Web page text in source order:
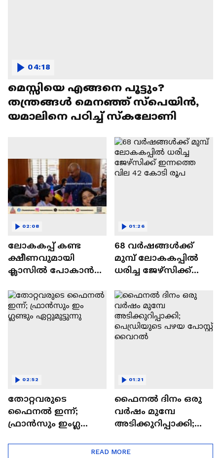
മെസ്സിയെ എങ്ങനെ പൂട്ടും?
തന്ത്രങ്ങൾ മെനഞ്ഞ് സ്പെയിൻ,
യമാലിനെ പഠിച്ച് സ്കലോണി
04:18
ലോകകപ്പ് കണ്ട
ക്ഷീണവുമായി
ക്ലാസിൽ പോകാൻ
മുഖ്യമന്ത്രിക്ക്
ഇമെയിൽ അയച്ച്
വിദ്യാർത്ഥി
02:08
68 വർഷങ്ങൾക്ക്
മുമ്പ് ലോകകപ്പിൽ
ധരിച്ച ജേഴ്സിക്ക്
കോടി രൂപ
01:26
തോറ്റവരുടെ
ഫൈനൽ ഇന്ന്;
ഫ്രാൻസും ഇം​ഗ്ലണ്ടും
02:52
ഫൈനൽ ദിനം ഒരു
വർഷം മുമ്പേ
അടിക്കുറിപ്പാക്കി;
പോസ്റ്റ് വൈറൽ
01:21
READ MORE